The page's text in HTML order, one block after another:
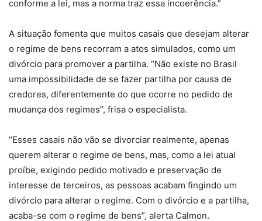
conforme a lei, mas a norma traz essa incoerência.”
A situação fomenta que muitos casais que desejam alterar
o regime de bens recorram a atos simulados, como um
divórcio para promover a partilha. “Não existe no Brasil
uma impossibilidade de se fazer partilha por causa de
credores, diferentemente do que ocorre no pedido de
mudança dos regimes”, frisa o especialista.
“Esses casais não vão se divorciar realmente, apenas
querem alterar o regime de bens, mas, como a lei atual
proíbe, exigindo pedido motivado e preservação de
interesse de terceiros, as pessoas acabam fingindo um
divórcio para alterar o regime. Com o divórcio e a partilha,
acaba-se com o regime de bens”, alerta Calmon.